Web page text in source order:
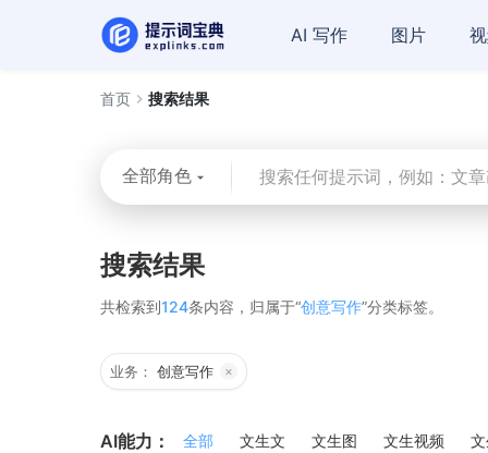
AI 写作 图片
首页 搜索结果
全部角色
搜索结果
共检索到124条内容，归属于“创意写作”分类标签。
业务： 创意写作 ×
AI能力： 全部 文生文 文生图 文生视频